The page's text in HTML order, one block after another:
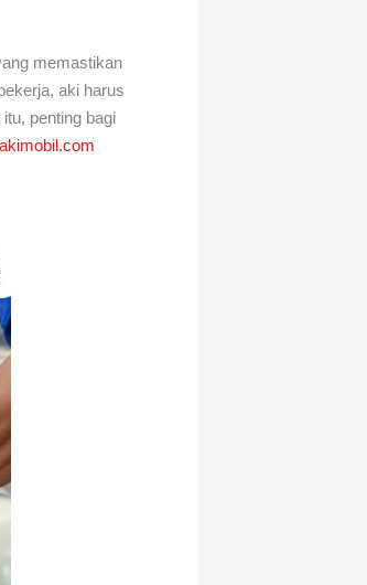
memastikan
aki harus
penting bagi